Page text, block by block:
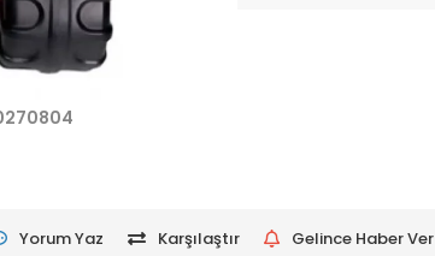
Yorum Yaz Karşılaştır Gelince Haber Ver